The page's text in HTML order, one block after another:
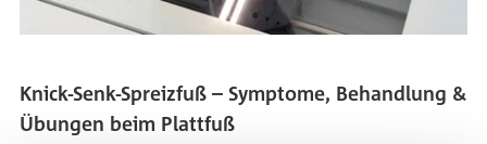
Knick-Senk-Spreizfuß – Symptome, Behandlung &
Übungen beim Plattfuß